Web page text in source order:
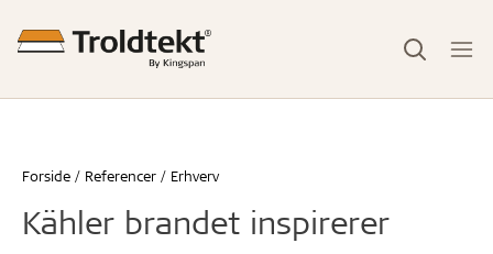
Forside Referencer Erhverv
Kähler brandet inspirerer